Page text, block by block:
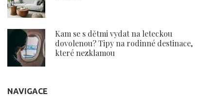
Kam se s dětmi vydat na leteckou
dovolenou? Tipy na rodinné destinace,
které nezklamou
NAVIGACE